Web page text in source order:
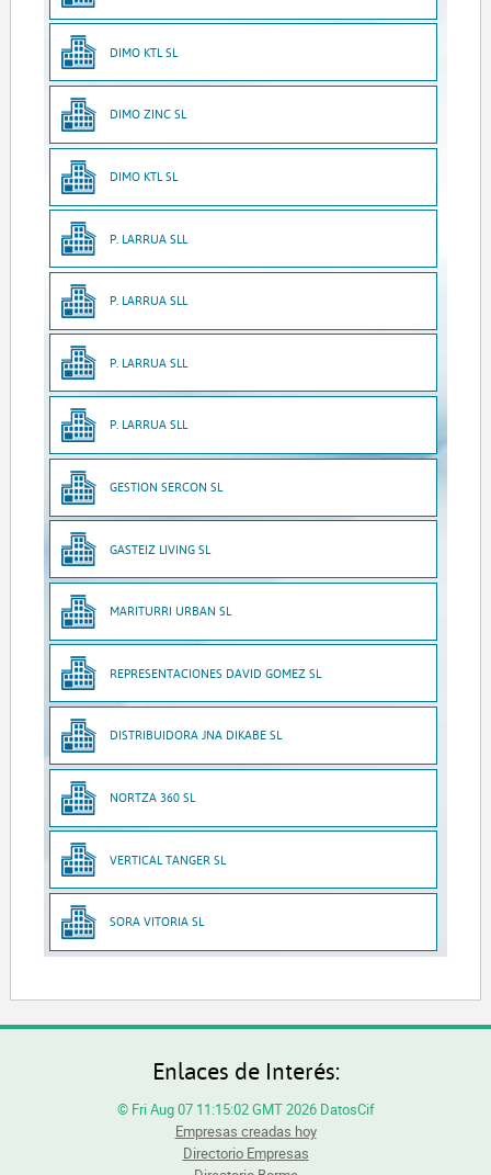
DIMO KTL SL
DIMO ZINC SL
DIMO KTL SL
P. LARRUA SLL
P. LARRUA SLL
P. LARRUA SLL
P. LARRUA SLL
GESTION SERCON SL
GASTEIZ LIVING SL
MARITURRI URBAN SL
REPRESENTACIONES DAVID GOMEZ SL
DISTRIBUIDORA JNA DIKABE SL
NORTZA 360 SL
VERTICAL TANGER SL
SORA VITORIA SL
Enlaces de Interés:
© Fri Aug 07 11:15:02 GMT 2026 DatosCif
Empresas creadas hoy
Directorio Empresas